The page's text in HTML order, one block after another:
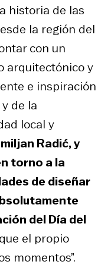
historia de las
la región del
con un
arquitectónico y
e inspiración
de la
local y
Radić, y
torno a la
de diseñar
del Día del
el propio
momentos”.